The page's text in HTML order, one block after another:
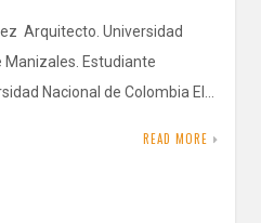
Arquitecto. Universidad
Manizales. Estudiante
Nacional de Colombia El…
READ MORE